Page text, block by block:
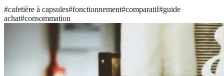
#cafetière à capsules#fonctionnement#comparatif#guide
achat#consommation